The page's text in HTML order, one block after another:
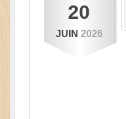
20
JUIN 2026